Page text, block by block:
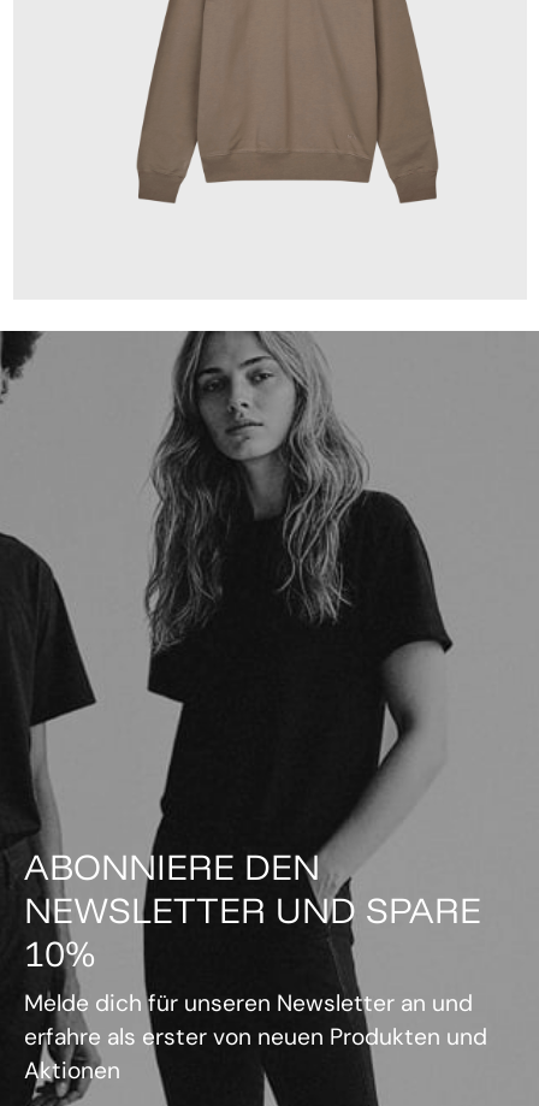
ABONNIERE DEN
NEWSLETTER UND SPARE
10%
Melde dich für unseren Newsletter an und
erfahre als erster von neuen Produkten und
Aktionen